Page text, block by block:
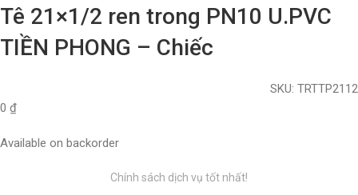
Tê 21×1/2 ren trong PN10 U.PVC
TIỀN PHONG – Chiếc
SKU: TRTTP2112
0 ₫
Available on backorder
Chính sách dịch vụ tốt nhất!